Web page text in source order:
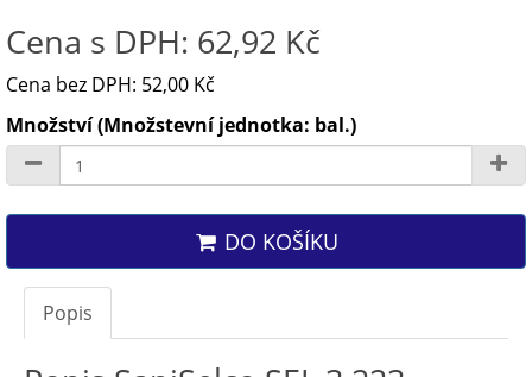
Cena s DPH: 62,92 Kč
Cena bez DPH: 52,00 Kč
Množství (Množstevní jednotka: bal.)
DO KOŠÍKU
Popis